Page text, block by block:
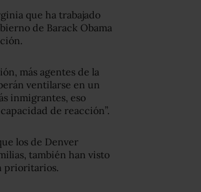
que ha trabajado
de Barack Obama
más agentes de la
ventilarse en un
inmigrantes, eso
de reacción”.
los de Denver
también han visto
prioritarios.